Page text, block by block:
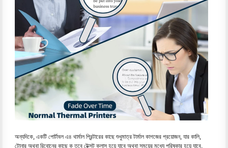
অন্যদিকে, একটি পোর্টাবল এ৪ থার্মাল প্রিন্টারের কাছে শুধুমাত্র টার্মাল কাগজের প্রয়োজন, যার কালি,
টোনার অথবা রিবোনের কাছে ক তবে টেক্সট ক্লাস হয়ে যাবে অথবা সময়ের মধ্যে পরিষ্কার হয়ে যাবে,